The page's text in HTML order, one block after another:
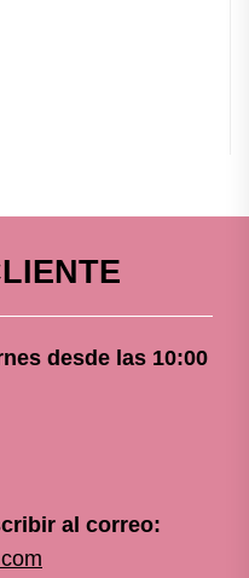
desde las 10:00
al correo: